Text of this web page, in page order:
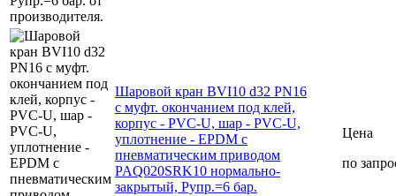
Шаровой кран BVI10 d32 PN16
с муфт. окончанием под клей,
корпус - PVC-U, шар - PVC-U,
уплотнение - EPDM с
пневматическим приводом
PAQ020SRK10 нормально-
закрытый, Рупр.=6 бар.
Цена
по